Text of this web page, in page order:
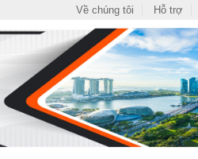
Về chúng tôi Hỗ trợ